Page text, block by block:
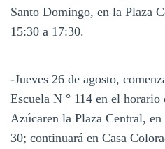
Santo Domingo, en la Plaza
15:30 a 17:30.
-Jueves 26 de agosto,
Escuela N ° 114 en el horario
Azúcaren la Plaza Central,
30; continuará en Casa